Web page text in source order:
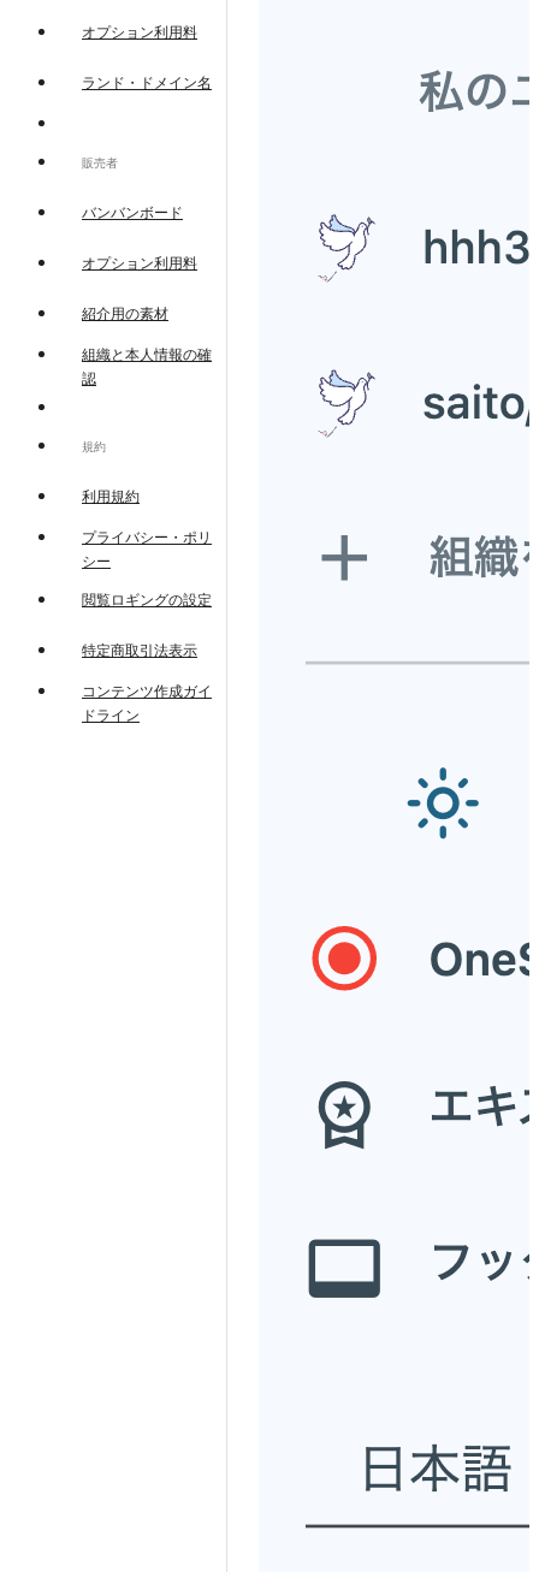
オプション利用料
ランド・ドメイン名
販売者
バンバンボード
オプション利用料
紹介用の素材
組織と本人情報の確
認
規約
利用規約
プライバシー・ポリ
シー
閲覧ロギングの設定
特定商取引法表示
コンテンツ作成ガイ
ドライン